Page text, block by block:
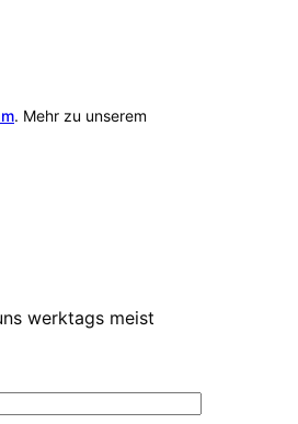
. Mehr zu unserem
werktags meist